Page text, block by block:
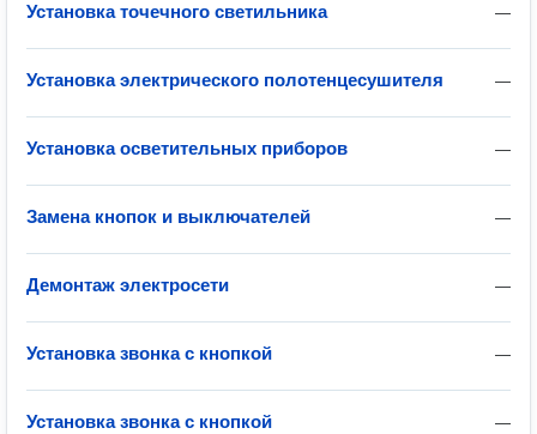
—
Установка точечного светильника
—
Установка электрического полотенцесушителя
—
Установка осветительных приборов
—
Замена кнопок и выключателей
—
Демонтаж электросети
—
Установка звонка с кнопкой
—
Установка звонка с кнопкой